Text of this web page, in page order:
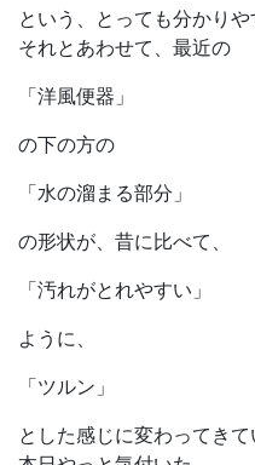
という、とっても分かりや
それとあわせて、最近の
「洋風便器」
の下の方の
「水の溜まる部分」
の形状が、昔に比べて、
「汚れがとれやすい」
ように、
「ツルン」
とした感じに変わってきて